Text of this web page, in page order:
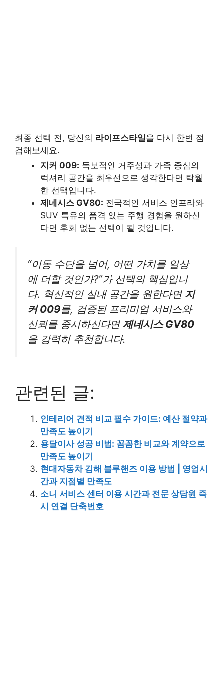
최종 선택 전, 당신의 라이프스타일을 다시 한번 점
검해보세요.
지커 009: 독보적인 거주성과 가족 중심의
럭셔리 공간을 최우선으로 생각한다면 탁월
한 선택입니다.
제네시스 GV80: 전국적인 서비스 인프라와
SUV 특유의 품격 있는 주행 경험을 원하신
다면 후회 없는 선택이 될 것입니다.
“이동 수단을 넘어, 어떤 가치를 일상
에 더할 것인가?”가 선택의 핵심입니
다. 혁신적인 실내 공간을 원한다면 지
커 009를, 검증된 프리미엄 서비스와
신뢰를 중시하신다면 제네시스 GV80
을 강력히 추천합니다.
관련된 글:
인테리어 견적 비교 필수 가이드: 예산 절약과
만족도 높이기
용달이사 성공 비법: 꼼꼼한 비교와 계약으로
만족도 높이기
현대자동차 김해 블루핸즈 이용 방법 | 영업시
간과 지점별 만족도
소니 서비스 센터 이용 시간과 전문 상담원 즉
시 연결 단축번호